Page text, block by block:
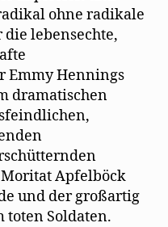
ohne radikale
lebensechte,
Emmy Hennings
dramatischen
Apfelböck
und der großartig
toten Soldaten.